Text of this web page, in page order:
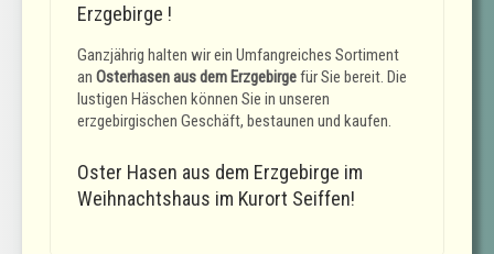
Erzgebirge !
Ganzjährig halten wir ein Umfangreiches Sortiment
an Osterhasen aus dem Erzgebirgefür Sie bereit. Die
lustigen Häschen können Sie in unseren
erzgebirgischen Geschäft, bestaunen und kaufen.
Oster Hasen aus dem Erzgebirge im
Weihnachtshaus im Kurort Seiffen!